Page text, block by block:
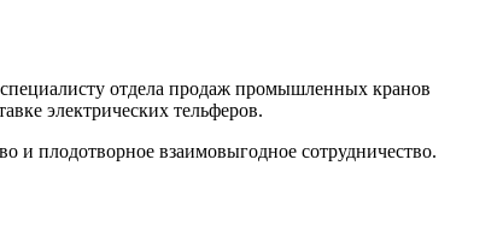
отдела продаж промышленных кранов
электрических тельферов.
и плодотворное взаимовыгодное сотрудничество.